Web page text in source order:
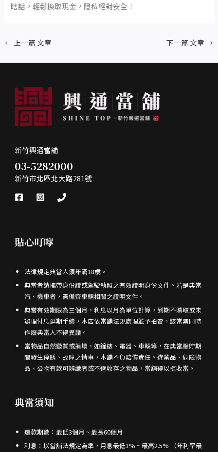
瞎話，輕鬆換取現金，隱私絕對安全！
← 上一篇 文章 下一篇 文章→
新竹興通當舖
03-5282000
新竹市北區北大路281號
貼心叮嚀
法律規定典當人須年滿18歲。
典當者請攜帶身份證或駕駛執照之有效證明身份文件。若是典當
汽、機車者，需備齊車輛相關之證明文件。
典當有效期限為三個月，利息以月為單位計算，到期不贖取或未
辦理付息延期手續，本店依當舖法規處理並予拍賣，該當票同時
作廢典當人不得異議。
當物品自然變質或損壞，如鐘錶、電器、車輛等，在典當壓貯期
間發生停銹、故障之情事，本舖不負賠償責任。違禁品、危險物
品、公物有款可辨識者或不適收存之物品，當舖得以拒收當。
典當須知
還款期數：最低3個月 ~ 最長60個月
利息：以當舖法規定為準，月息最低1% ~ 最高2.5% （年利率最